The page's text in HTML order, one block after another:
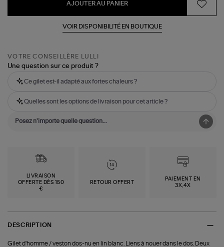
AJOUTER AU PANIER
VOIR DISPONIBILITÉ EN BOUTIQUE
VOTRE CONSEILLÈRE LULLI
Une question sur ce produit ?
Ce gilet est-il adapté aux fortes chaleurs ?
Quelles sont les options de livraison pour cet article ?
LIVRAISON
OFFERTE DÈS 150
€
RETOUR OFFERT
PAIEMENT EN
3X,4X
DESCRIPTION
Gilet d'homme / veston dos-nu en lin blanc. Liens à nouer dans le dos. Deux